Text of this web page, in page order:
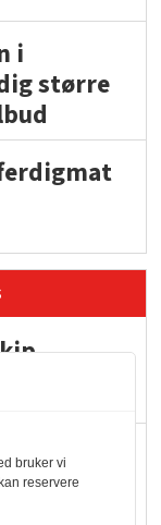
i
større
bruker vi
reservere